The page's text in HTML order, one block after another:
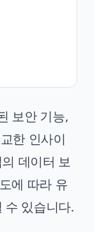
보안 기능,
한 인사이
데이터 보
에 따라 유
수 있습니다.